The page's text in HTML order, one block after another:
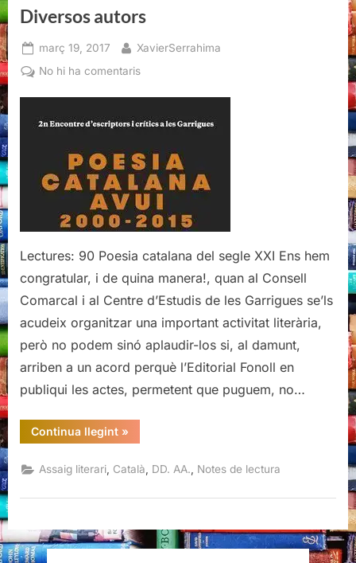
Diversos autors
Posted
on
març 19, 2017 By
XavierSerrahima
No hi ha comentarisa
avui
2015,
Diversos
autors
Lectures: 90 Poesia catalana del segle XXI Ens hem
congratular, i de quina manera!, quan al Consell
Comarcal i al Centre d’Estudis de les Garrigues se’ls
acudeix organitzar una important activitat literària,
però no podem sinó aplaudir-los si, al damunt,
arriben a un acord perquè l’Editorial Fonoll en
publiqui les actes, permetent que puguem, no…
Continua llegint“Poesia
catalana
2000-
2015,
autors”
»
Assaig literari Català DD. AA. Notes de lectura